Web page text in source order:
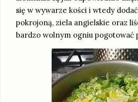
się w wywarze kości i wtedy
pokrojoną, ziela angielskie oraz
bardzo wolnym ogniu pogotować